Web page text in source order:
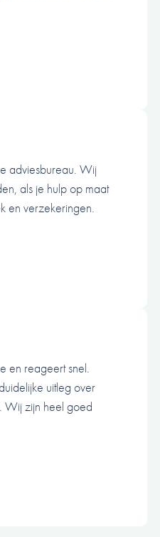
adviesbureau. Wij
als je hulp op maat
en verzekeringen.
en reageert snel.
uitleg over
Wij zijn heel goed